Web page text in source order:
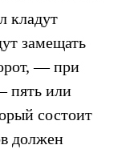
кладут
замещать
— при
пять или
состоит
должен